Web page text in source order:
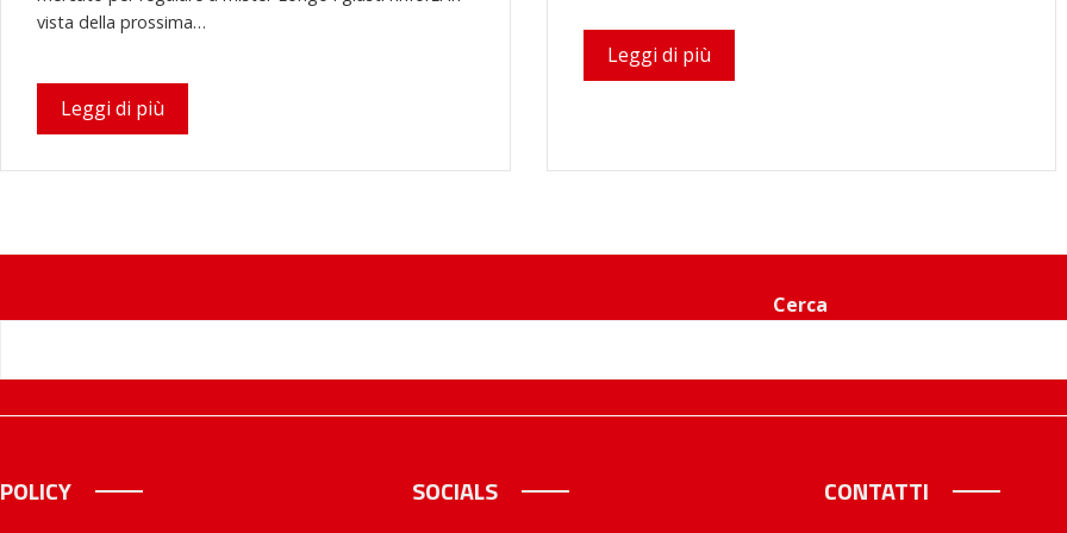
vista della prossima…
Leggi di più
Leggi di più
Cerca
POLICY SOCIALS CONTATTI